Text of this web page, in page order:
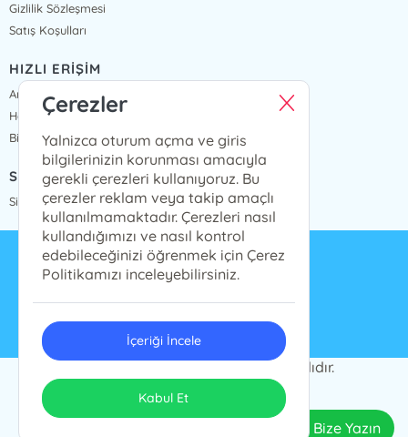
Gizlilik Sözleşmesi
Satış Koşulları
HIZLI ERİŞİM
Anasayfa
Hakkımızda
Bize Ulaşın
SİPARİŞ TAKİP
Sipariş Takip
info@presstij.com.tr
0262 606 06 59
PRESSTİJ © 2024 Tüm Hakları Saklıdır.
Tasarım & Uygulama
Bize Yazın
Çerezler
Yalnizca oturum açma ve giris
bilgilerinizin korunması amacıyla
gerekli çerezleri kullanıyoruz. Bu
çerezler reklam veya takip amaçlı
kullanılmamaktadır. Çerezleri nasıl
kullandığımızı ve nasıl kontrol
edebileceğinizi öğrenmek için Çerez
Politikamızı inceleyebilirsiniz.
İçeriği İncele
Kabul Et